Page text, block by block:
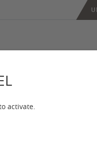
activate.